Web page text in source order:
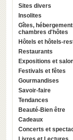
Sites divers
Insolites
Gîtes,
chambres d'hôtes
Hôtels et hôtels-
Restaurants
Expositions et
Festivals et fêtes
Gourmandises
Savoir-faire
Tendances
Beauté-Bien être
Cadeaux
Concerts et